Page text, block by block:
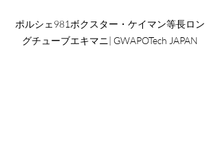
ポルシェ981ボクスター・ケイマン等長ロン
グチューブエキマニ| GWAPOTech JAPAN